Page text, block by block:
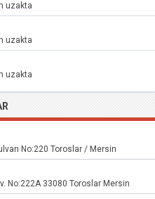
uzakta
uzakta
uzakta
No:220 Toroslar / Mersin
No:222A 33080 Toroslar Mersin